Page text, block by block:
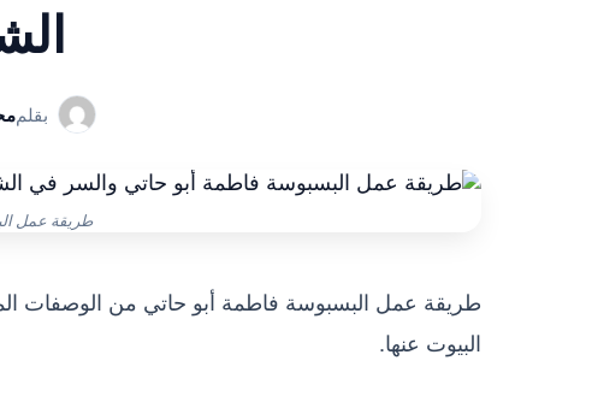
بقلم
طريقة عمل
طريقة عمل البسبوسة فاطمة أبو حاتي من الوصفات
البيوت عنها.